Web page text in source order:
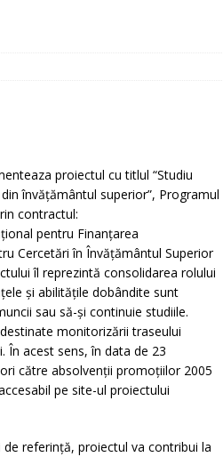
proiectul cu titlul “Studiu
învăţământul superior”, Programul
contractul:
pentru Finanţarea
Cercetări în Învăţământul Superior
îl reprezintă consolidarea rolului
şi abilităţile dobândite sunt
sau să-şi continuie studiile.
monitorizării traseului
În acest sens, în data de 23
către absolvenţii promoţiilor 2005
pe site-ul proiectului
referinţă, proiectul va contribui la